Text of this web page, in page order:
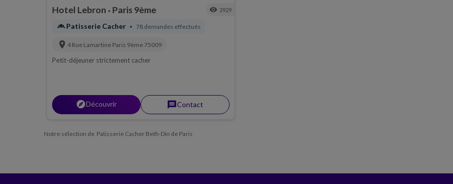
Hotel Lebron • Paris 9ème visibility 2929
bakery_diningPatisserie Cacher • 78 demandes effectués
location_on 4 Rue Lamartine Paris 9ème 75009
Petit-déjeuner strictement cacher
explorerDécouvrir messageContact
Notre sélection de Patisserie Cacher Beth-Din de Paris